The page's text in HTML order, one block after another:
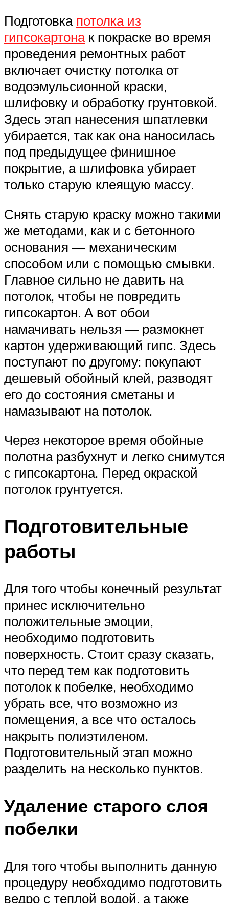
Подготовка потолка из
гипсокартонак покраске во время
проведения ремонтных работ
включает очистку потолка от
водоэмульсионной краски,
шлифовку и обработку грунтовкой.
Здесь этап нанесения шпатлевки
убирается, так как она наносилась
под предыдущее финишное
покрытие, а шлифовка убирает
только старую клеящую массу.
Снять старую краску можно такими
же методами, как и с бетонного
основания — механическим
способом или с помощью смывки.
Главное сильно не давить на
потолок, чтобы не повредить
гипсокартон. А вот обои
намачивать нельзя — размокнет
картон удерживающий гипс. Здесь
поступают по другому: покупают
дешевый обойный клей, разводят
его до состояния сметаны и
намазывают на потолок.
Через некоторое время обойные
полотна разбухнут и легко снимутся
с гипсокартона. Перед окраской
потолок грунтуется.
Подготовительные
работы
Для того чтобы конечный результат
принес исключительно
положительные эмоции,
необходимо подготовить
поверхность. Стоит сразу сказать,
что перед тем как подготовить
потолок к побелке, необходимо
убрать все, что возможно из
помещения, а все что осталось
накрыть полиэтиленом.
Подготовительный этап можно
разделить на несколько пунктов.
Удаление старого слоя
побелки
Для того чтобы выполнить данную
процедуру необходимо подготовить
ведро с теплой водой, а также